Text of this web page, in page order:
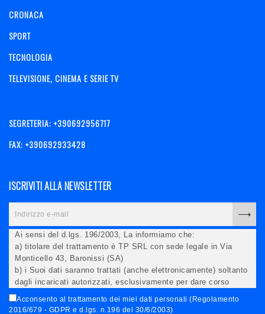
CRONACA
SPORT
TECNOLOGIA
TELEVISIONE, CINEMA E SERIE TV
SEGRETERIA: +390692956717
FAX: +390692933428
ISCRIVITI ALLA NEWSLETTER
Ai sensi del d.lgs. 196/2003, La informiamo che:
a) titolare del trattamento è TP SRL con sede legale in Via
Monticello 43, Baronissi (SA)
b) i Suoi dati saranno trattati (anche elettronicamente) soltanto
dagli incaricati autorizzati, esclusivamente per dare corso
all'invio della newsletter e per l'invio (anche via email) di
informazioni relative alle iniziative del Titolare;
Acconsento al trattamento dei miei dati personali (Regolamento
2016/679 - GDPR e d.lgs. n.196 del 30/6/2003)